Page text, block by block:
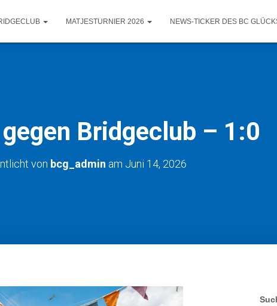
MATJESTURNIER 2026 NEWS-TICKER DES BC
Bridgeclub – 1:0
von bcg_admin am Juni 14, 2026